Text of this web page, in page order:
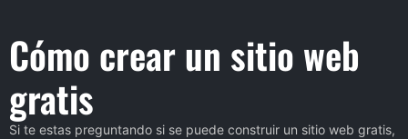
Cómo crear un sitio web
gratis
Si te estas preguntando si se puede construir un sitio web gratis,